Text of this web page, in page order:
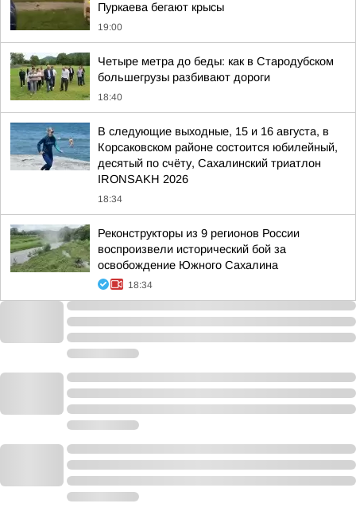
Пуркаева бегают крысы
19:00
Четыре метра до беды: как в Стародубском
большегрузы разбивают дороги
18:40
В следующие выходные, 15 и 16 августа, в
Корсаковском районе состоится юбилейный,
десятый по счёту, Сахалинский триатлон
IRONSAKH 2026
18:34
Реконструкторы из 9 регионов России
воспроизвели исторический бой за
освобождение Южного Сахалина
18:34